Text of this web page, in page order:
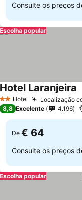
Consulte os preços
Escolha popular
2 Estrelas
Hotel Localização
Hotel Laranjeira
8,8 Excelente 4.196
De € 64
Consulte os preços
Escolha popular